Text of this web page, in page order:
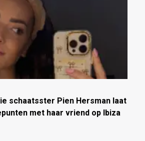
schaatsster Pien Hersman laat
met haar vriend op Ibiza